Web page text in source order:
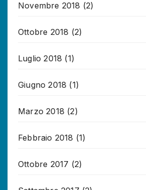
Novembre 2018 (2)
Ottobre 2018 (2)
Luglio 2018 (1)
Giugno 2018 (1)
Marzo 2018 (2)
Febbraio 2018 (1)
Ottobre 2017 (2)